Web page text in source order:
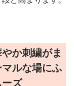
か刺繍がま
ルな場にふ
ズ